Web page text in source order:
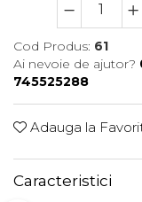
Cod Produs: 61
Ai nevoie de ajutor?
745525288
Adauga la
Caracteristici